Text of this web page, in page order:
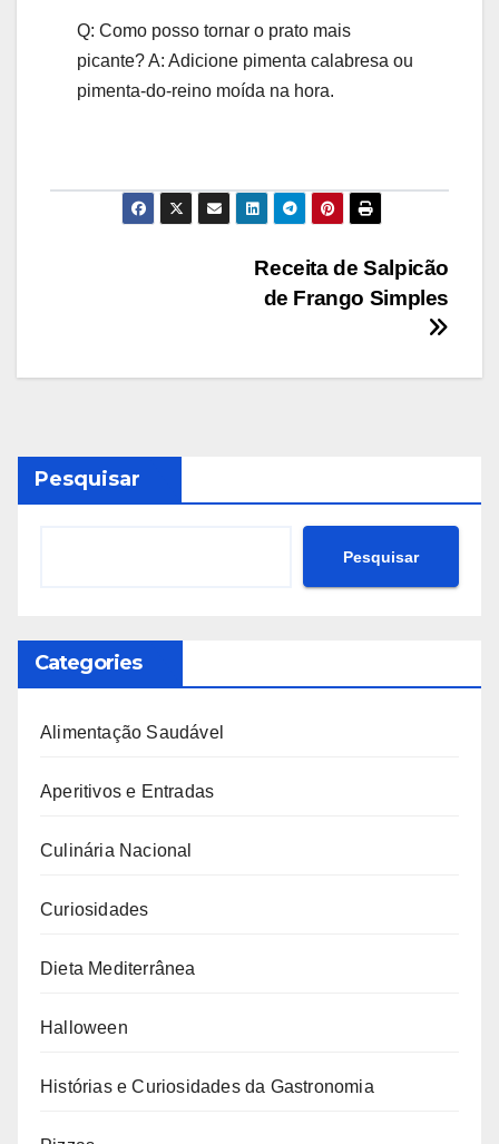
Q: Como posso tornar o prato mais
picante? A: Adicione pimenta calabresa ou
pimenta-do-reino moída na hora.
Post
Receita de Salpicão
de Frango Simples
Pesquisar
Pesquisar
Categories
Alimentação Saudável
Aperitivos e Entradas
Culinária Nacional
Curiosidades
Dieta Mediterrânea
Halloween
Histórias e Curiosidades da Gastronomia